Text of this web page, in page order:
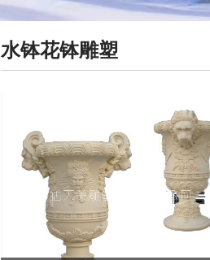
水钵花钵雕塑